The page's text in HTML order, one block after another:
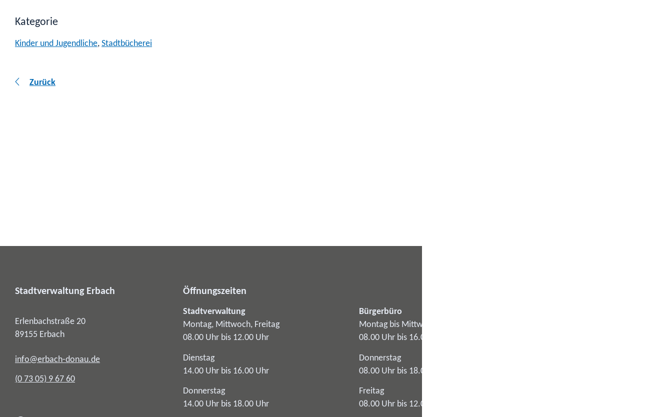
Kategorie
Kinder und Jugendliche, Stadtbücherei
Zurück
Stadtverwaltung Erbach
Erlenbachstraße 20
89155 Erbach
info@erbach-donau.de
(0 73 05) 9 67 60
Öffnungszeiten
Stadtverwaltung
Montag, Mittwoch, Freitag
08.00 Uhr bis 12.00 Uhr
Dienstag
14.00 Uhr bis 16.00 Uhr
Donnerstag
14.00 Uhr bis 18.00 Uhr
Bürgerbüro
Montag bis Mittwoch
08.00 Uhr bis 16.00 Uhr
Donnerstag
08.00 Uhr bis 18.00 Uhr
Freitag
08.00 Uhr bis 12.00 Uhr